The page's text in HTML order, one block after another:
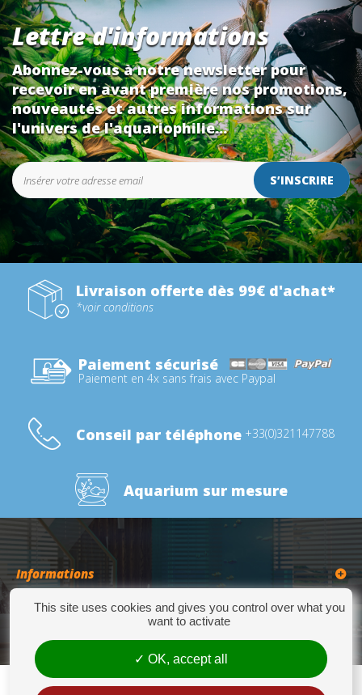
Lettre d'informations
Abonnez-vous à notre newsletter pour
recevoir en avant première nos promotions,
nouveautés et autres informations sur
l'univers de l'aquariophilie...
S’INSCRIRE
Livraison offerte dès 99€ d'achat*
*voir conditions
Paiement sécurisé
Paiement en 4x sans frais avec Paypal
Conseil par téléphone +33(0)321147788
Aquarium sur mesure
Informations
Catégories
This site uses cookies and gives you control over what you
want to activate
OK, accept all